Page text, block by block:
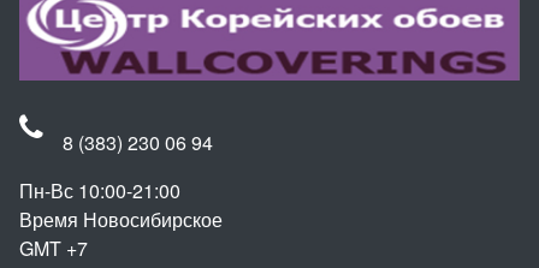
8 (383) 230 06 94
Пн-Вс 10:00-21:00
Время Новосибирское
GMT +7